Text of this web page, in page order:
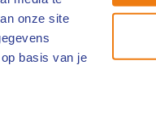
onze site
basis van je
de leukste uitjes!